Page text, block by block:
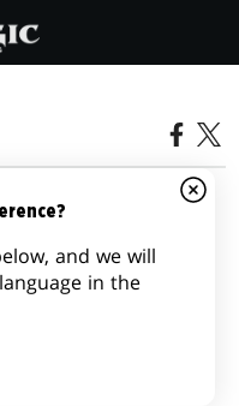
HERR DER
AUS
AUF
and we will
in the